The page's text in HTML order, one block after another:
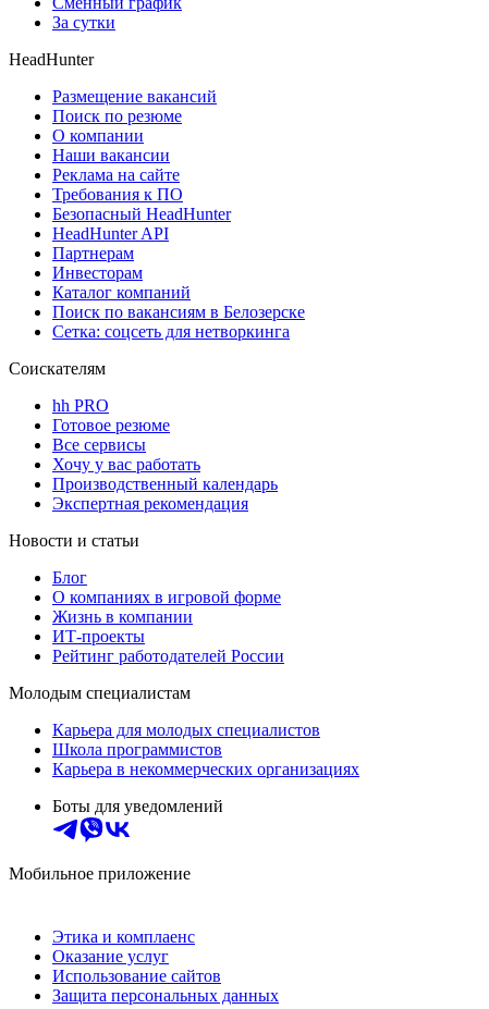
За сутки
HeadHunter
Размещение вакансий
Поиск по резюме
О компании
Наши вакансии
Реклама на сайте
Требования к ПО
Безопасный HeadHunter
HeadHunter API
Партнерам
Инвесторам
Каталог компаний
Поиск по вакансиям в Белозерске
Сетка: соцсеть для нетворкинга
Соискателям
hh PRO
Готовое резюме
Все сервисы
Хочу у вас работать
Производственный календарь
Экспертная рекомендация
Новости и статьи
Блог
О компаниях в игровой форме
Жизнь в компании
ИТ-проекты
Рейтинг работодателей России
Молодым специалистам
Карьера для молодых специалистов
Школа программистов
Карьера в некоммерческих организациях
Боты для уведомлений
Мобильное приложение
Этика и комплаенс
Оказание услуг
Использование сайтов
Защита персональных данных